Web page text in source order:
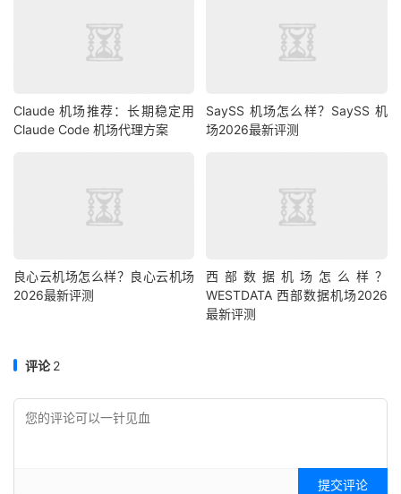
Claude 机场推荐：长期稳定用
Claude Code 机场代理方案
SaySS 机场怎么样？SaySS 机
场2026最新评测
良心云机场怎么样？良心云机场
2026最新评测
西部数据机场怎么样？
WESTDATA 西部数据机场2026
最新评测
评论2
提交评论